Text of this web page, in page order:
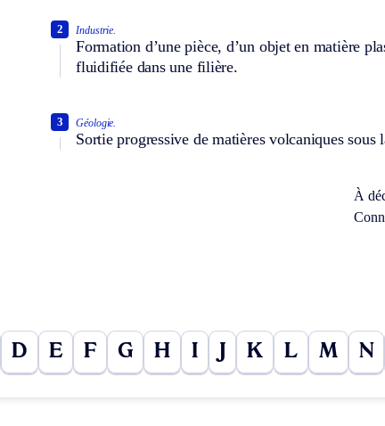
Industrie.
Formation d’une pièce, d’un objet en matière
fluidifiée dans une filière.
2
Géologie.
Sortie progressive de matières volcaniques sous
3
À
D E F G H I K L M N